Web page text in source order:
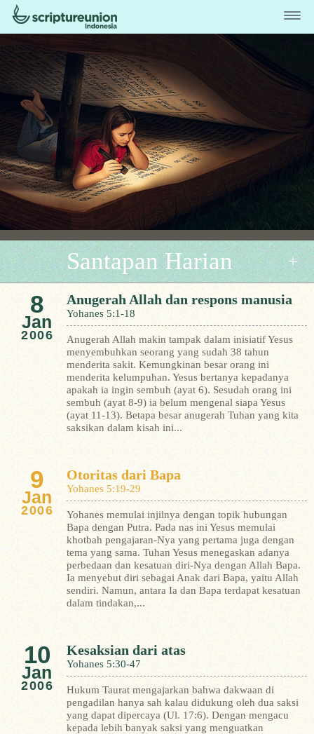
Santapan Harian
8
Jan
2006
Anugerah Allah dan respons manusia
Yohanes 5:1-18
Anugerah Allah makin tampak dalam inisiatif Yesus
menyembuhkan seorang yang sudah 38 tahun
menderita sakit. Kemungkinan besar orang ini
menderita kelumpuhan. Yesus bertanya kepadanya
apakah ia ingin sembuh (ayat 6). Sesudah orang ini
sembuh (ayat 8-9) ia belum mengenal siapa Yesus
(ayat 11-13). Betapa besar anugerah Tuhan yang kita
saksikan dalam kisah ini...
9
Jan
2006
Otoritas dari Bapa
Yohanes 5:19-29
Yohanes memulai injilnya dengan topik hubungan
Bapa dengan Putra. Pada nas ini Yesus memulai
khotbah pengajaran-Nya yang pertama juga dengan
tema yang sama. Tuhan Yesus menegaskan adanya
perbedaan dan kesatuan diri-Nya dengan Allah Bapa.
Ia menyebut diri sebagai Anak dari Bapa, yaitu Allah
sendiri. Namun, antara Ia dan Bapa terdapat kesatuan
dalam tindakan,...
10
Jan
2006
Kesaksian dari atas
Yohanes 5:30-47
Hukum Taurat mengajarkan bahwa dakwaan di
pengadilan hanya sah kalau didukung oleh dua saksi
yang dapat dipercaya (Ul. 17:6). Dengan mengacu
kepada lebih banyak saksi yang menguatkan